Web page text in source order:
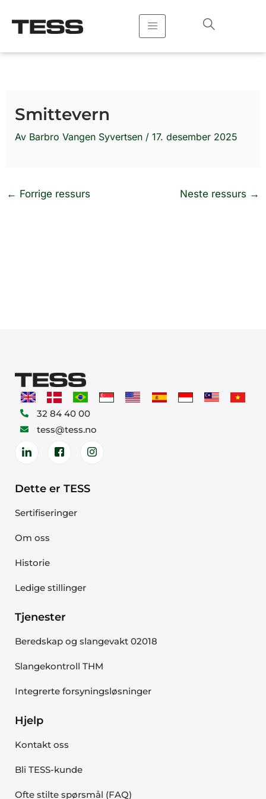
rett
Smittevern
Av Barbro Vangen Syvertsen / 17. desember 2025
← Forrige ressurs Neste ressurs →
32 84 40 00
tess@tess.no
Dette er TESS
Sertifiseringer
Om oss
Historie
Ledige stillinger
Tjenester
Beredskap og slangevakt 02018
Slangekontroll THM
Integrerte forsyningsløsninger
Hjelp
Kontakt oss
Bli TESS-kunde
Ofte stilte spørsmål (FAQ)